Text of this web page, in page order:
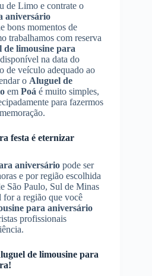
de Limo e contrate o
aniversário
bons momentos de
trabalhamos com reserva
de limousine para
na data do
de veículo adequado ao
o Aluguel de
em Poá é muito simples,
para fazermos
festa é eternizar
aniversário pode ser
e por região escolhida
São Paulo, Sul de Minas
for a região que você
para aniversário
profissionais
de limousine para